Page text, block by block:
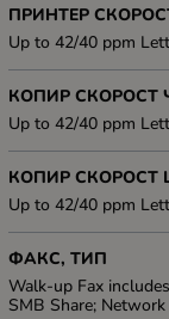
ПРИНТЕР
Up to 42/40 ppm
КОПИР СКОРОСТ
Up to 42/40 ppm
КОПИР СКОРОСТ
Up to 42/40 ppm
ФАКС, ТИП
Walk-up Fax
SMB Share;